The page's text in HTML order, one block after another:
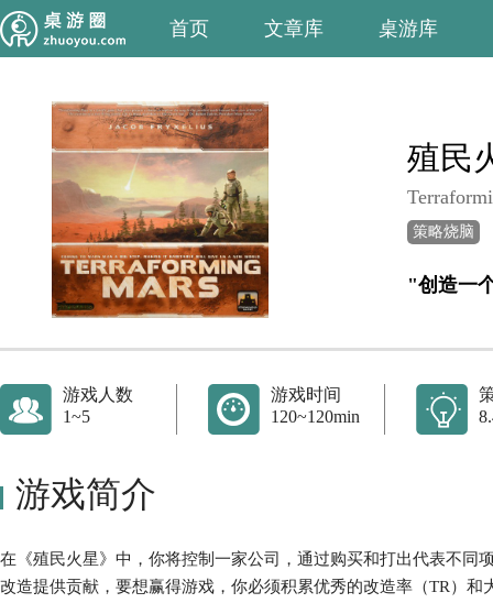
首页 文章库 桌游库
殖民
策略烧脑
"创造一
游戏人数
1~5
游戏时间
120~120min
游戏简介
在《殖民火星》中，你将控制一家公司，通过购买和打出代表不同
改造提供贡献，要想赢得游戏，你必须积累优秀的改造率（TR）